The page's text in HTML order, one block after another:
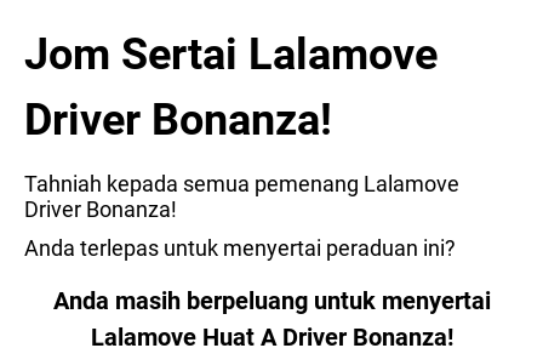
Jom Sertai Lalamove
Driver Bonanza!
Tahniah kepada semua pemenang Lalamove
Driver Bonanza!
Anda terlepas untuk menyertai peraduan ini?
Anda masih berpeluang untuk menyertai
Lalamove Huat A Driver Bonanza!